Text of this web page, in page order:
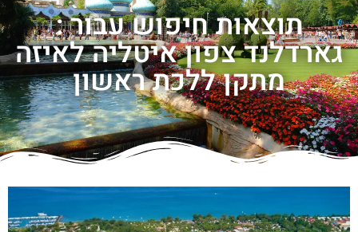
תוצאות חיפוש עבור :
גארדלנד צפון איטליה לאיזה
מתקן ללכת ראשון